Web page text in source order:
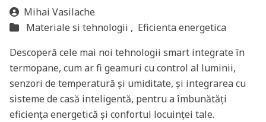
Mihai Vasilache
Materiale si tehnologii , Eficienta energetica
Descoperă cele mai noi tehnologii smart integrate în
termopane, cum ar fi geamuri cu control al luminii,
senzori de temperatură și umiditate, și integrarea cu
sisteme de casă inteligentă, pentru a îmbunătăți
eficiența energetică și confortul locuinței tale.